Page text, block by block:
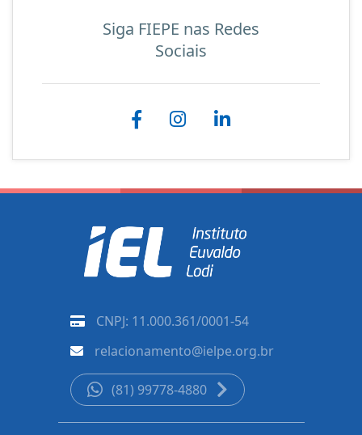
Siga FIEPE nas Redes
Sociais
CNPJ: 11.000.361/0001-54
relacionamento@ielpe.org.br
(81) 99778-4880